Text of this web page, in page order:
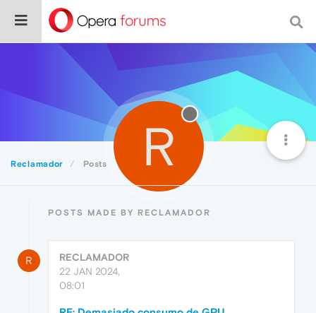
Reclamador Posts R
POSTS MADE BY RECLAMADOR
R
RECLAMADOR
22 JAN 2024,
08:01